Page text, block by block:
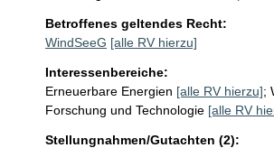
Betroffenes geltendes Recht:
WindSeeG [alle RV hierzu]
Interessenbereiche:
Erneuerbare Energien [alle RV hierzu];
Forschung und Technologie [alle RV
Stellungnahmen/Gutachten (2):